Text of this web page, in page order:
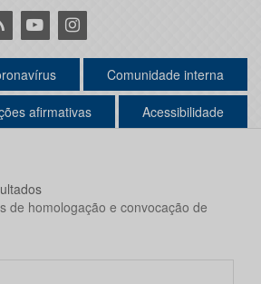
YoutubeInstagram
Comunidade interna
afirmativas Acessibilidade
de homologação e convocação de